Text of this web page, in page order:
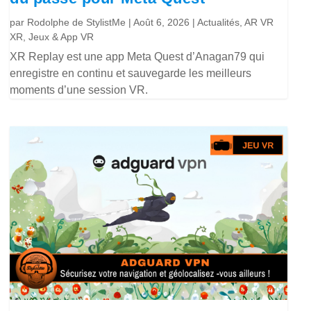
par Rodolphe de StylistMe |Août 6, 2026 |Actualités ,AR VR
XR ,Jeux & App VR
XR Replay est une app Meta Quest d’Anagan79 qui
enregistre en continu et sauvegarde les meilleurs
moments d’une session VR.